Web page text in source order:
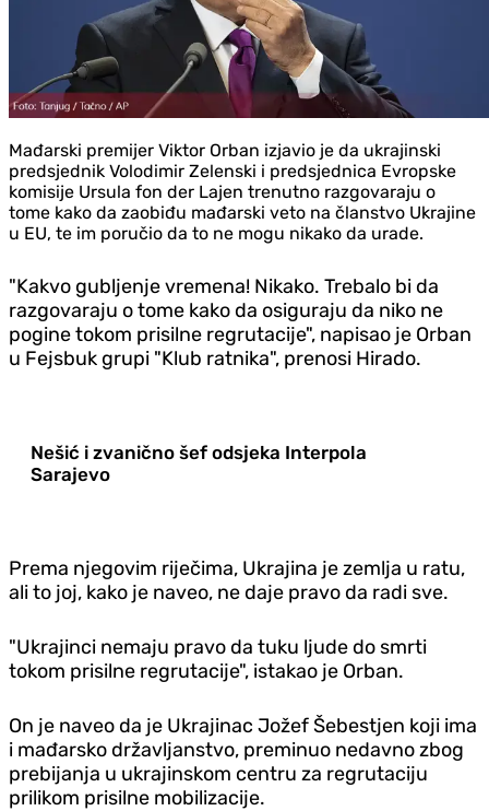
Mađarski premijer Viktor Orban izjavio je da ukrajinski
predsjednik Volodimir Zelenski i predsjednica Evropske
komisije Ursula fon der Lajen trenutno razgovaraju o
tome kako da zaobiđu mađarski veto na članstvo Ukrajine
u EU, te im poručio da to ne mogu nikako da urade.
"Kakvo gubljenje vremena! Nikako. Trebalo bi da
razgovaraju o tome kako da osiguraju da niko ne
pogine tokom prisilne regrutacije", napisao je Orban
u Fejsbuk grupi "Klub ratnika", prenosi Hirado.
Nešić i zvanično šef odsjeka Interpola
Sarajevo
Prema njegovim riječima, Ukrajina je zemlja u ratu,
ali to joj, kako je naveo, ne daje pravo da radi sve.
"Ukrajinci nemaju pravo da tuku ljude do smrti
tokom prisilne regrutacije", istakao je Orban.
On je naveo da je Ukrajinac Jožef Šebestjen koji ima
i mađarsko državljanstvo, preminuo nedavno zbog
prebijanja u ukrajinskom centru za regrutaciju
prilikom prisilne mobilizacije.